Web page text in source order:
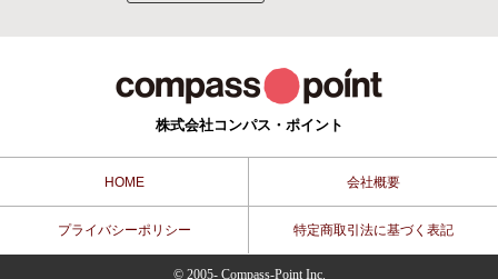
株式会社コンパス・ポイント
HOME 会社概要
プライバシーポリシー 特定商取引法に基づく表記
© 2005- Compass-Point Inc.